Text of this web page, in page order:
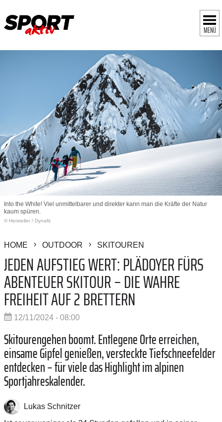
MENÜ
Into the White! Viel unmittelbarer und direkter kann man die Kräfte der Natur
kaum spüren.
© Hersteller / Dynafit
HOME OUTDOOR SKITOUREN
JEDEN AUFSTIEG WERT: PLÄDOYER FÜRS
ABENTEUER SKITOUR – DIE WAHRE
FREIHEIT AUF 2 BRETTERN
12/11/2024 - 08:00
Skitourengehen boomt. Entlegene Orte erreichen,
einsame Gipfel genießen, versteckte Tiefschneefelder
entdecken – für viele das Highlight im alpinen
Sportjahreskalender.
Lukas Schnitzer